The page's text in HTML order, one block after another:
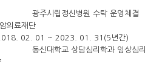
광주시립정신병원 수탁 운영체결
의료재단
02. 01 ~ 2023. 01. 31(5년간)
동신대학교 상담심리학과 임상심리